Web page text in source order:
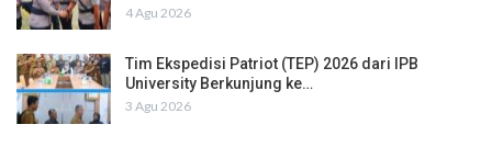
4 Agu 2026
Tim Ekspedisi Patriot (TEP) 2026 dari IPB
University Berkunjung ke…
3 Agu 2026